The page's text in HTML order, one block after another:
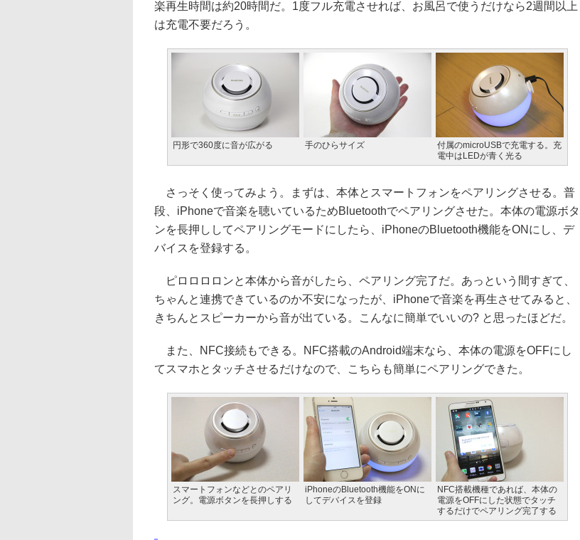
楽再生時間は約20時間だ。1度フル充電させれば、お風呂で使うだけなら2週間以上
は充電不要だろう。
円形で360度に音が広がる 手のひらサイズ
付属のmicroUSBで充電する。充
電中はLEDが青く光る
さっそく使ってみよう。まずは、本体とスマートフォンをペアリングさせる。普
段、iPhoneで音楽を聴いているためBluetoothでペアリングさせた。本体の電源ボタ
ンを長押ししてペアリングモードにしたら、iPhoneのBluetooth機能をONにし、デ
バイスを登録する。
ピロロロロンと本体から音がしたら、ペアリング完了だ。あっという間すぎて、
ちゃんと連携できているのか不安になったが、iPhoneで音楽を再生させてみると、
きちんとスピーカーから音が出ている。こんなに簡単でいいの? と思ったほどだ。
また、NFC接続もできる。NFC搭載のAndroid端末なら、本体の電源をOFFにし
てスマホとタッチさせるだけなので、こちらも簡単にペアリングできた。
スマートフォンなどとのペアリ
ング。電源ボタンを長押しする
iPhoneのBluetooth機能をONに
してデバイスを登録
NFC搭載機種であれば、本体の
電源をOFFにした状態でタッチ
するだけでペアリング完了する